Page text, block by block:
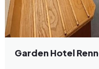
Garden Hotel